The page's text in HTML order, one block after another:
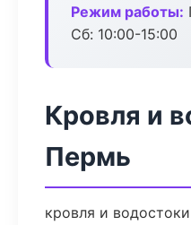
Режим работы:
Сб: 10:00-15:00
Кровля и
Пермь
кровля и